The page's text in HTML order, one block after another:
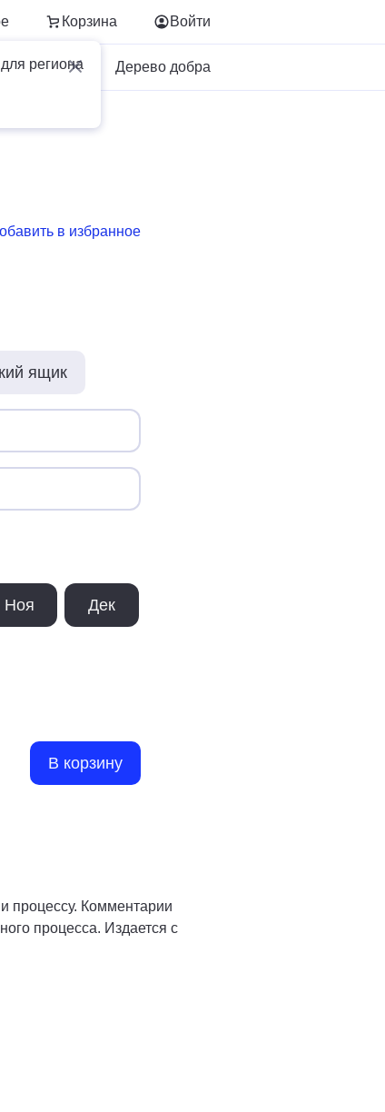
Корзина
региона
Войти
Для бизнеса Дерево добра
в избранное
ящик
Ноя Дек
В корзину
процессу. Комментарии
процесса. Издается с